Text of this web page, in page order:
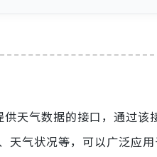
供天气数据的接口，通过
天气状况等，可以广泛应